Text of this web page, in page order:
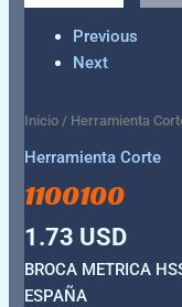
Previous
Next
Inicio / Herramienta
Herramienta Corte
1100100
1.73 USD
BROCA METRICA
ESPAÑA